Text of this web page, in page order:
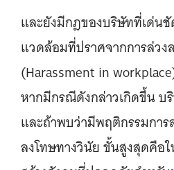
และยังมีกฎของบริษัทที่เด่นชั
แวดล้อมที่ปราศจากการล่วง
(Harassment in
หากมีกรณีดังกล่าวเกิดขึ้น บ
และถ้าพบว่ามีพฤติกรรมการ
ลงโทษทางวินัย ขั้นสูงสุดคือ